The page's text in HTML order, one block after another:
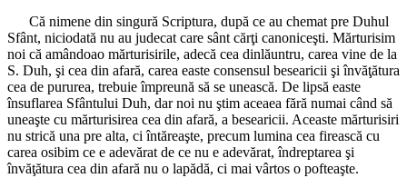
Că nimene din singură Scriptura, după ce au chemat pre Duhul
Sfânt, niciodată nu au judecat care sânt cărţi canoniceşti. Mărturisim
noi că amândoao mărturisirile, adecă cea dinlăuntru, carea vine de la
S. Duh, şi cea din afară, carea easte consensul besearicii şi învăţătura
cea de pururea, trebuie împreună să se unească. De lipsă easte
însuflarea Sfântului Duh, dar noi nu ştim aceaea fără numai când să
uneaşte cu mărturisirea cea din afară, a besearicii. Aceaste mărturisiri
nu strică una pre alta, ci întăreaşte, precum lumina cea firească cu
carea osibim ce e adevărat de ce nu e adevărat, îndreptarea şi
învăţătura cea din afară nu o lapădă, ci mai vârtos o pofteaşte.